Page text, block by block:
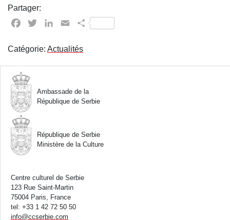
Partager:
Facebook
TwitterLinkedIn
EmailPartager
Catégorie: Actualités
Ambassade de la
République de Serbie
République de Serbie
Ministère de la Culture
Centre culturel de Serbie
123 Rue Saint-Martin
75004 Paris, France
tel: +33 1 42 72 50 50
info@ccserbie.com